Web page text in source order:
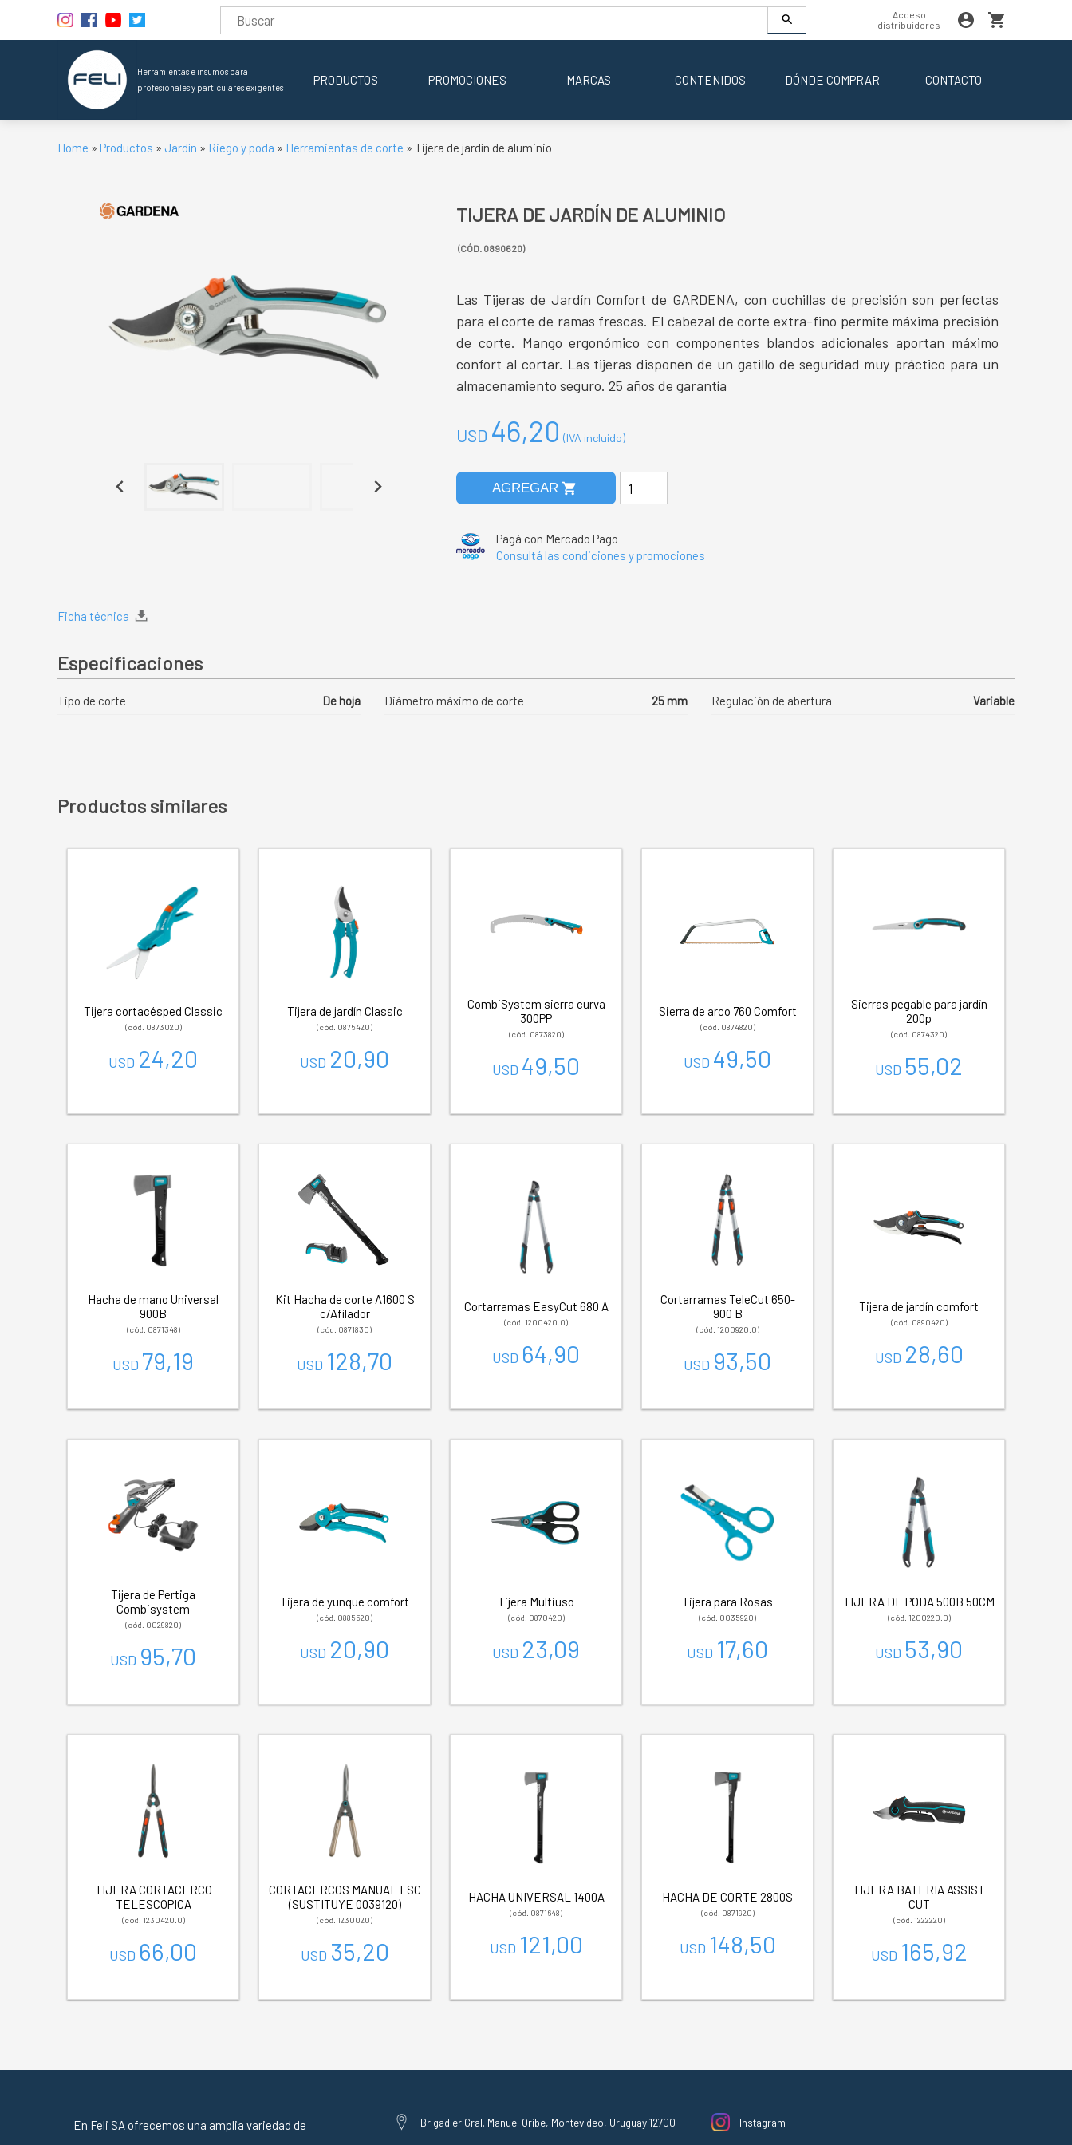
Acceso
distribuidores
Herramientas e insumos para
profesionales y particulares exigentes
PRODUCTOS PROMOCIONES MARCAS CONTENIDOS DÓNDE COMPRAR CONTACTO
Home » Productos » Jardín » Riego y poda » Herramientas de corte » Tijera de jardín de aluminio
TIJERA DE JARDÍN DE ALUMINIO
(CÓD. 0890620)
Las Tijeras de Jardín Comfort de GARDENA, con cuchillas de precisión son perfectas
para el corte de ramas frescas. El cabezal de corte extra-fino permite máxima precisión
de corte. Mango ergonómico con componentes blandos adicionales aportan máximo
confort al cortar. Las tijeras disponen de un gatillo de seguridad muy práctico para un
almacenamiento seguro. 25 años de garantía
USD 46,20 (IVA incluido)
AGREGAR shopping_cart
Pagá con Mercado Pago
Consultá las condiciones y promociones
Ficha técnica
Especificaciones
Tipo de corte De hoja Diámetro máximo de corte 25 mm Regulación de abertura Variable
Productos similares
Tijera cortacésped Classic
(cód. 0873020)
USD 24,20
Tijera de jardín Classic
(cód. 0875420)
USD 20,90
CombiSystem sierra curva
300PP
(cód. 0873820)
USD 49,50
Sierra de arco 760 Comfort
(cód. 0874820)
USD 49,50
Sierras pegable para jardín
200p
(cód. 0874320)
USD 55,02
Hacha de mano Universal
900B
(cód. 0871348)
USD 79,19
Kit Hacha de corte A1600 S
c/Afilador
(cód. 0871830)
USD 128,70
Cortarramas EasyCut 680 A
(cód. 1200420.0)
USD 64,90
Cortarramas TeleCut 650-
900 B
(cód. 1200920.0)
USD 93,50
Tijera de jardín comfort
(cód. 0890420)
USD 28,60
Tijera de Pertiga
Combisystem
(cód. 0029820)
USD 95,70
Tijera de yunque comfort
(cód. 0885520)
USD 20,90
Tijera Multiuso
(cód. 0870420)
USD 23,09
Tijera para Rosas
(cód. 0035920)
USD 17,60
TIJERA DE PODA 500B 50CM
(cód. 1200220.0)
USD 53,90
TIJERA CORTACERCO
TELESCOPICA
(cód. 1230420.0)
USD 66,00
CORTACERCOS MANUAL FSC
(SUSTITUYE 0039120)
(cód. 1230020)
USD 35,20
HACHA UNIVERSAL 1400A
(cód. 0871648)
USD 121,00
HACHA DE CORTE 2800S
(cód. 0871920)
USD 148,50
TIJERA BATERIA ASSIST
CUT
(cód. 1222220)
USD 165,92
En Feli SA ofrecemos una amplia variedad de Brigadier Gral. Manuel Oribe, Montevideo, Uruguay 12700 Instagram